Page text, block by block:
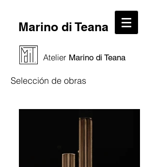
Marino di Teana
Atelier Marino di Teana
Selección de obras